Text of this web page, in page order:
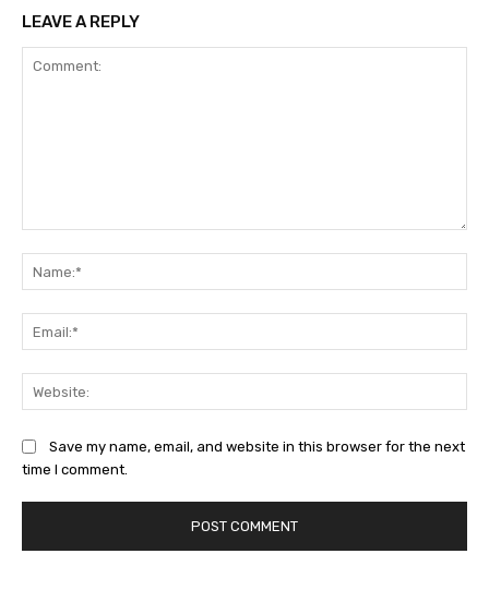
LEAVE A REPLY
Save my name, email, and website in this browser for the next
time I comment.